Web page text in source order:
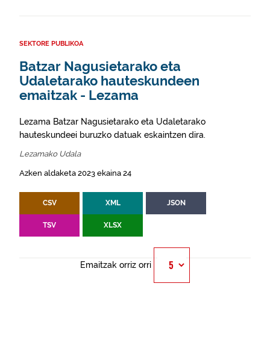
SEKTORE PUBLIKOA
Batzar Nagusietarako eta
Udaletarako hauteskundeen
emaitzak - Lezama
Lezama Batzar Nagusietarako eta Udaletarako
hauteskundeei buruzko datuak eskaintzen dira.
Lezamako Udala
Azken aldaketa 2023 ekaina 24
CSV XML JSON
TSV XLSX
Emaitzak orriz orri